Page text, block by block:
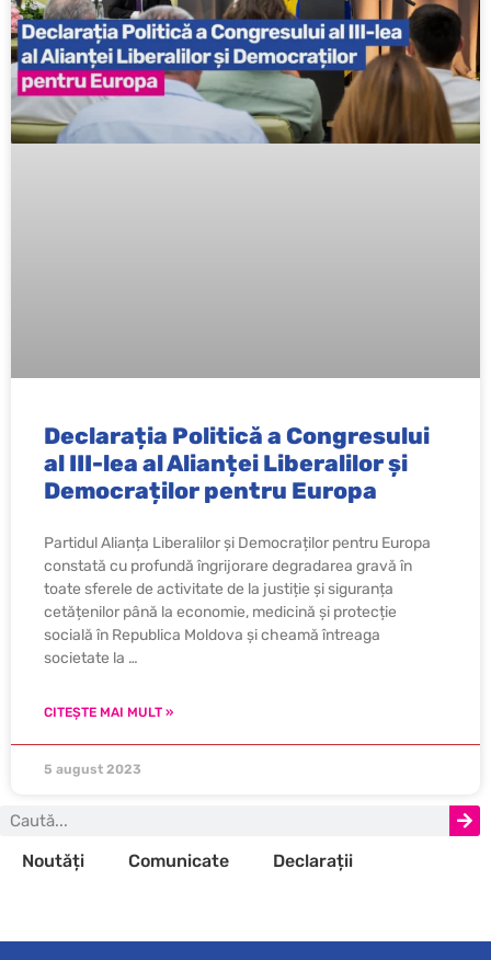
Declarația Politică a Congresului
al III-lea al Alianței Liberalilor și
Democraților pentru Europa
Partidul Alianța Liberalilor și Democraților pentru Europa
constată cu profundă îngrijorare degradarea gravă în
toate sferele de activitate de la justiție și siguranța
cetățenilor până la economie, medicină și protecție
socială în Republica Moldova și cheamă întreaga
societate la …
CITEȘTE MAI MULT »
5 august 2023
Noutăți Comunicate Declarații